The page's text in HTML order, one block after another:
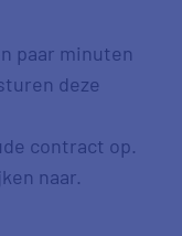
paar minuten
deze
contract op.
naar.